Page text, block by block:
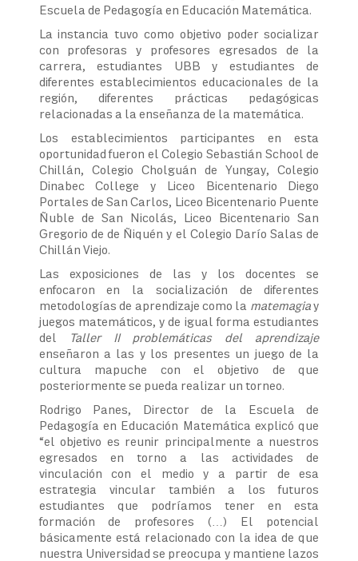
Escuela de Pedagogía en Educación Matemática.
La instancia tuvo como objetivo poder socializar
con profesoras y profesores egresados de la
carrera, estudiantes UBB y estudiantes de
diferentes establecimientos educacionales de la
región, diferentes prácticas pedagógicas
relacionadas a la enseñanza de la matemática.
Los establecimientos participantes en esta
oportunidad fueron el Colegio Sebastián School de
Chillán, Colegio Cholguán de Yungay, Colegio
Dinabec College y Liceo Bicentenario Diego
Portales de San Carlos, Liceo Bicentenario Puente
Ñuble de San Nicolás, Liceo Bicentenario San
Gregorio de de Ñiquén y el Colegio Darío Salas de
Chillán Viejo.
Las exposiciones de las y los docentes se
enfocaron en la socialización de diferentes
metodologías de aprendizaje como la matemagiay
juegos matemáticos, y de igual forma estudiantes
del
Taller II problemáticas del aprendizaje
enseñaron a las y los presentes un juego de la
cultura mapuche con el objetivo de que
posteriormente se pueda realizar un torneo.
Rodrigo Panes, Director de la Escuela de
Pedagogía en Educación Matemática explicó que
“el objetivo es reunir principalmente a nuestros
egresados en torno a las actividades de
vinculación con el medio y a partir de esa
estrategia vincular también a los futuros
estudiantes que podríamos tener en esta
formación de profesores (…) El potencial
básicamente está relacionado con la idea de que
nuestra Universidad se preocupa y mantiene lazos